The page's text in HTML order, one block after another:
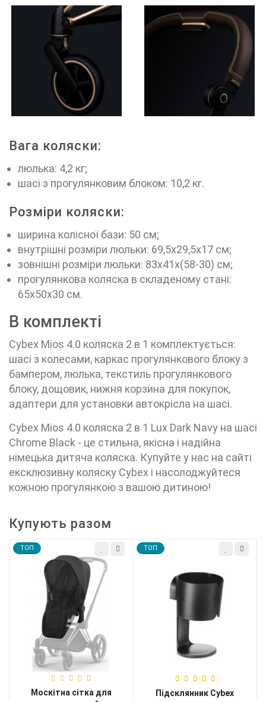
Вага коляски:
люлька: 4,2 кг;
шасі з прогулянковим блоком: 10,2 кг.
Розміри коляски:
ширина колісної бази: 50 см;
внутрішні розміри люльки: 69,5х29,5х17 см;
зовнішні розміри люльки: 83х41х(58-30) см;
прогулянкова коляска в складеному стані:
65х50х30 см.
В комплекті
Cybex Mios 4.0 коляска 2 в 1 комплектується:
шасі з колесами, каркас прогулянкового блоку з
бампером, люлька, текстиль прогулянкового
блоку, дощовик, нижня корзина для покупок,
адаптери для установки автокрісла на шасі.
Cybex Mios 4.0 коляска 2 в 1 Lux Dark Navy на шасі
Chrome Black - це стильна, якісна і надійна
німецька дитяча коляска. Купуйте у нас на сайті
ексклюзивну коляску Cybex і насолоджуйтеся
кожною прогулянкою з вашою дитиною!
Купують разом
TOП
Москітна сітка для
TOП
Підсклянник Cybex